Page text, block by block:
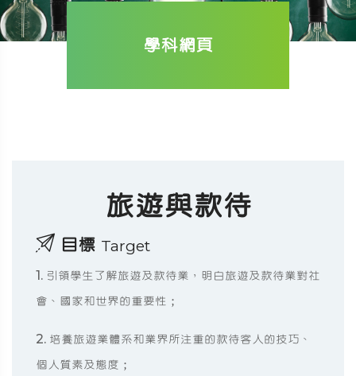
學科網頁
旅遊與款待
目標 Target
1. 引領學生了解旅遊及款待業，明白旅遊及款待業對社
會、國家和世界的重要性；
2. 培養旅遊業體系和業界所注重的款待客人的技巧、
個人質素及態度；